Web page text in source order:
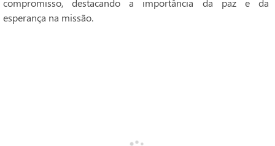
compromisso, destacando a importância da paz e da
esperança na missão.